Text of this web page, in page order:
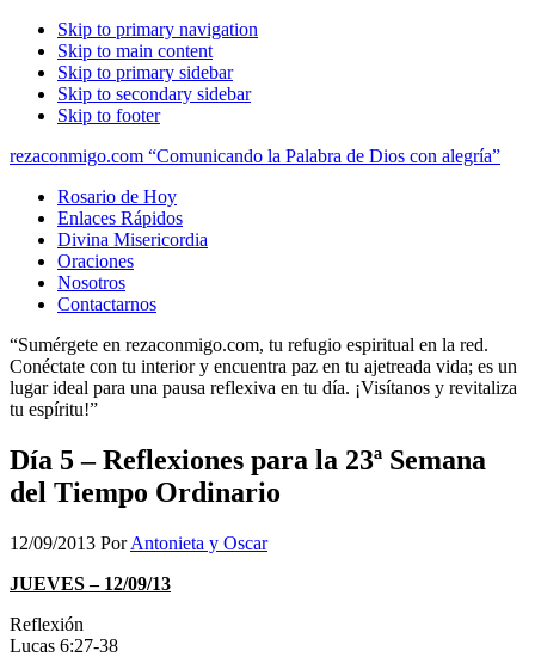
Skip to primary navigation
Skip to main content
Skip to primary sidebar
Skip to secondary sidebar
Skip to footer
rezaconmigo.com “Comunicando la Palabra de Dios con alegría”
Rosario de Hoy
Enlaces Rápidos
Divina Misericordia
Oraciones
Nosotros
Contactarnos
“Sumérgete en rezaconmigo.com, tu refugio espiritual en la red.
Conéctate con tu interior y encuentra paz en tu ajetreada vida; es un
lugar ideal para una pausa reflexiva en tu día. ¡Visítanos y revitaliza
tu espíritu!”
Día 5 – Reflexiones para la 23ª Semana
del Tiempo Ordinario
12/09/2013 PorAntonieta y Oscar
JUEVES – 12/09/13
Reflexión
Lucas 6:27-38